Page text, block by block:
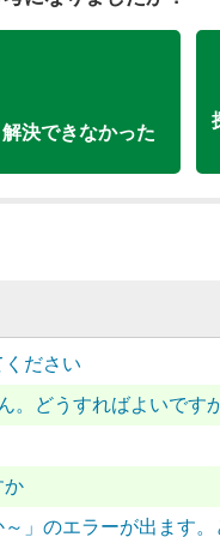
解決できなかった
ださい
。どうすればよいです
か
」のエラーが出ます